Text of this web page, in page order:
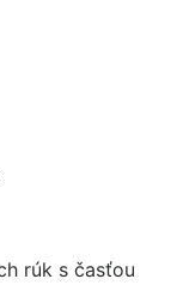
rúk s časťou